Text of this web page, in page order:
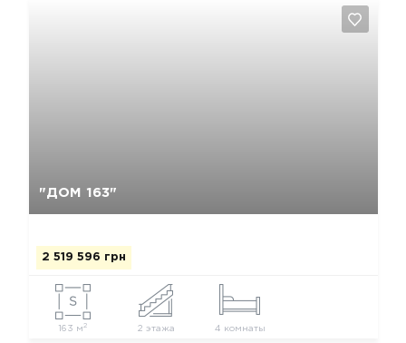
"ДОМ 163"
2 519 596 грн
163 м 2 2 этажа 4 комнаты